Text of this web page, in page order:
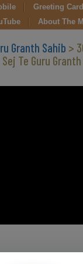
Greeting
About The
Granth Sahib >
Te Guru